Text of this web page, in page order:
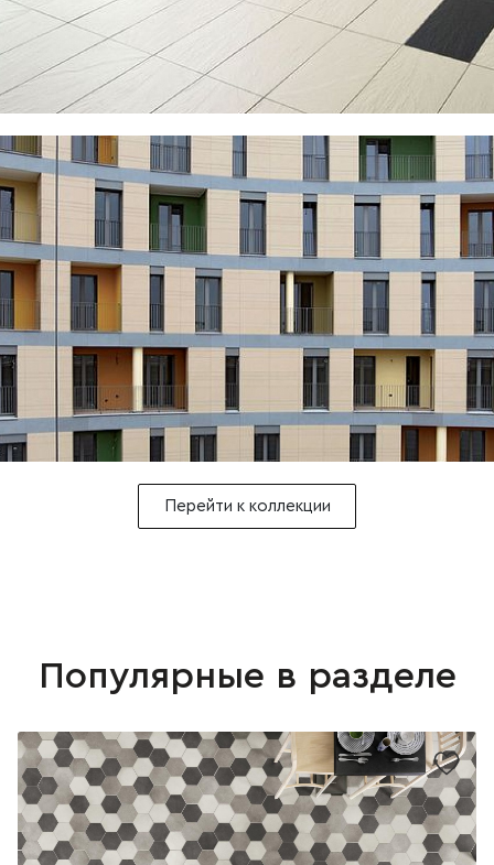
Перейти к коллекции
Популярные в разделе